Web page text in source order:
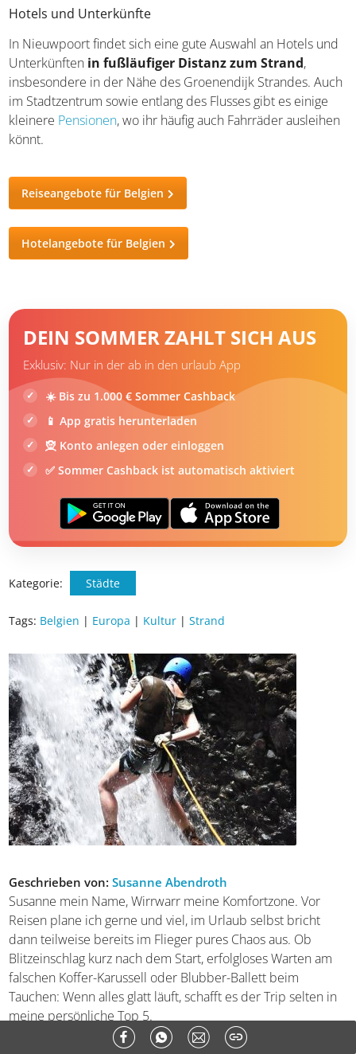
Hotels und Unterkünfte
In Nieuwpoort findet sich eine gute Auswahl an Hotels
und Unterkünftenin fußläufiger Distanz zum Strand,
insbesondere in der Nähe des Groenendijk Strandes.
einige kleinerePensionen, wo ihr häufig auch Fahrräder
ausleihen könnt.
Reiseangebote für Belgien
Hotelangebote für Belgien
DEIN SOMMER ZAHLT SICH AUS
Exklusiv: Nur in der ab in den urlaub App
🧝 Konto anlegen oder einloggen
✅ Sommer Cashback ist automatisch aktiviert
Tags: Belgien |Europa|Kultur|Strand
Geschrieben von:Susanne Abendroth
Susanne mein Name, Wirrwarr meine Komfortzone. Vor
Reisen plane ich gerne und viel, im Urlaub selbst bricht
dann teilweise bereits im Flieger pures Chaos aus. Ob
Blitzeinschlag kurz nach dem Start, erfolgloses Warten am
falschen Koffer-Karussell oder Blubber-Ballett beim